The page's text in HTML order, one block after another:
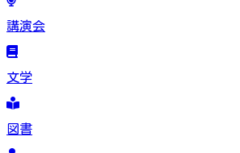
講演会
文学
図書